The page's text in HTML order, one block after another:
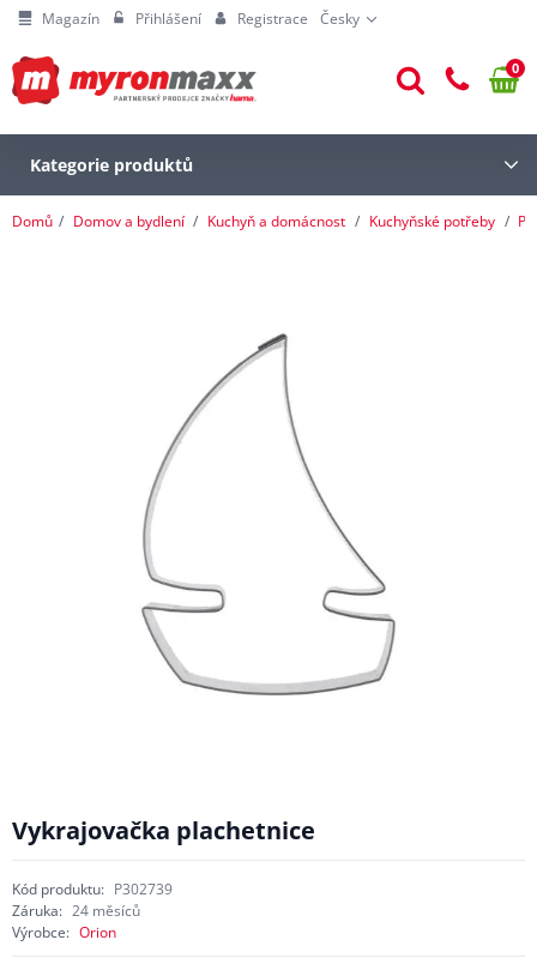
Magazín Přihlášení Registrace Česky
0
Kategorie produktů
Domů Domov a bydlení Kuchyň a domácnost Kuchyňské potřeby
Vykrajovačka plachetnice
Kód produktu: P302739
Záruka: 24 měsíců
Výrobce: Orion